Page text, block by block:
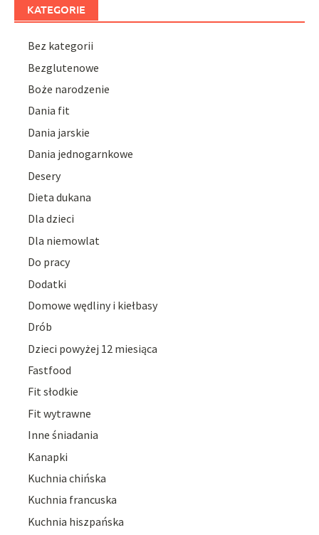
KATEGORIE
Bez kategorii
Bezglutenowe
Boże narodzenie
Dania fit
Dania jarskie
Dania jednogarnkowe
Desery
Dieta dukana
Dla dzieci
Dla niemowlat
Do pracy
Dodatki
Domowe wędliny i kiełbasy
Drób
Dzieci powyżej 12 miesiąca
Fastfood
Fit słodkie
Fit wytrawne
Inne śniadania
Kanapki
Kuchnia chińska
Kuchnia francuska
Kuchnia hiszpańska